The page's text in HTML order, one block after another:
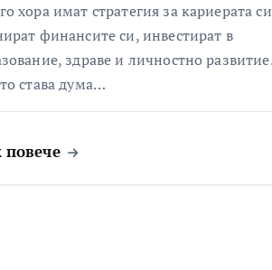
хора имат стратегия за кариерата
финансите си, инвестират в
здраве и личностно развитие.
става дума…